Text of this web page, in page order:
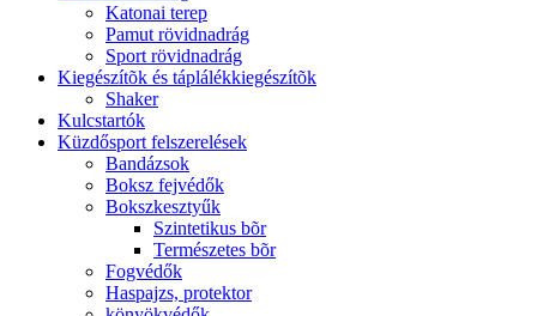
Katonai terep
Pamut rövidnadrág
Sport rövidnadrág
Kiegészítõk és táplálékkiegészítõk
Shaker
Kulcstartók
Küzdősport felszerelések
Bandázsok
Boksz fejvédők
Bokszkesztyűk
Szintetikus bõr
Természetes bõr
Fogvédők
Haspajzs, protektor